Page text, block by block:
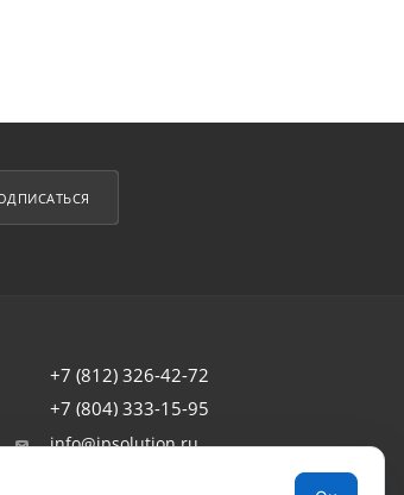
+7 (812) 326-42-72
+7 (804) 333-15-95
info@ipsolution.ru